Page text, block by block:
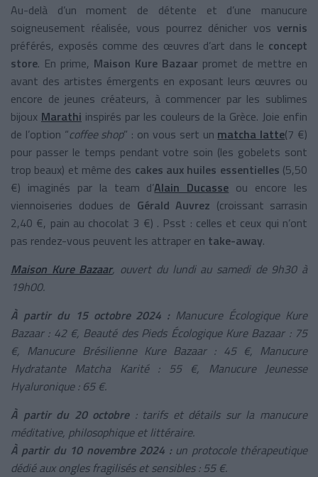
Au-delà d’un moment de détente et d’une manucure
soigneusement réalisée, vous pourrez dénicher vos vernis
préférés, exposés comme des œuvres d’art dans le concept
store. En prime, Maison Kure Bazaar promet de mettre en
avant des artistes émergents en exposant leurs œuvres ou
encore de jeunes créateurs, à commencer par les sublimes
bijoux Marathi inspirés par les couleurs de la Grèce. Joie enfin
de l’option “coffee shop” : on vous sert un matcha latte(7 €)
pour passer le temps pendant votre soin (les gobelets sont
trop beaux) et même des cakes aux huiles essentielles (5,50
€) imaginés par la team d’Alain Ducasse ou encore les
viennoiseries dodues de Gérald Auvrez (croissant sarrasin
2,40 €, pain au chocolat 3 €) . Psst : celles et ceux qui n’ont
pas rendez-vous peuvent les attraper en take-away.
Maison Kure Bazaar, ouvert du lundi au samedi de 9h30 à
19h00.
À partir du 15 octobre 2024 :Manucure Écologique Kure
Bazaar : 42 €, Beauté des Pieds Écologique Kure Bazaar : 75
€, Manucure Brésilienne Kure Bazaar : 45 €, Manucure
Hydratante Matcha Karité : 55 €, Manucure Jeunesse
Hyaluronique : 65 €.
À partir du 20 octobre : tarifs et détails sur la manucure
méditative, philosophique et littéraire.
À partir du 10 novembre 2024 :un protocole thérapeutique
dédié aux ongles fragilisés et sensibles : 55 €.